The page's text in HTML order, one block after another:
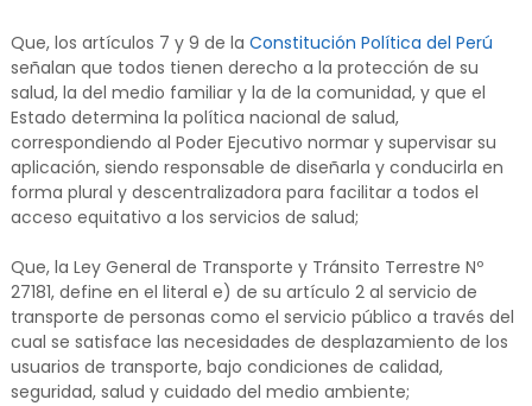
Que, los artículos 7 y 9 de la Constitución Política del Perú
señalan que todos tienen derecho a la protección de su
salud, la del medio familiar y la de la comunidad, y que el
Estado determina la política nacional de salud,
correspondiendo al Poder Ejecutivo normar y supervisar su
aplicación, siendo responsable de diseñarla y conducirla en
forma plural y descentralizadora para facilitar a todos el
acceso equitativo a los servicios de salud;
Que, la Ley General de Transporte y Tránsito Terrestre Nº
27181, define en el literal e) de su artículo 2 al servicio de
transporte de personas como el servicio público a través del
cual se satisface las necesidades de desplazamiento de los
usuarios de transporte, bajo condiciones de calidad,
seguridad, salud y cuidado del medio ambiente;